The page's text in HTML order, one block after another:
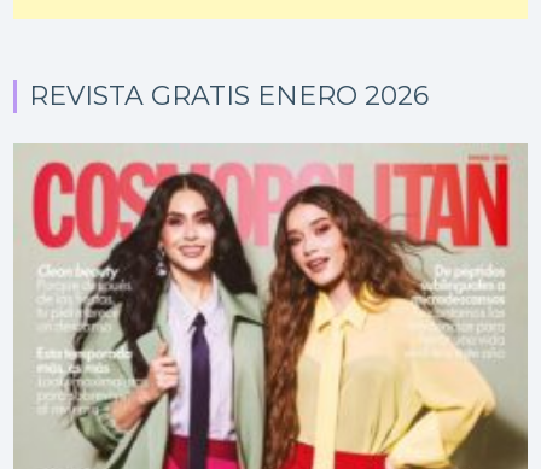
REVISTA GRATIS ENERO 2026